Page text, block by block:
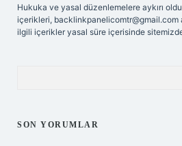
Hukuka ve yasal düzenlemelere aykırı
içerikleri, backlinkpanelicomtr@gmail.com
ilgili içerikler yasal süre içerisinde
SON YORUMLAR